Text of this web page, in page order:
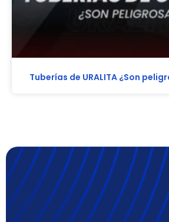
Tuberías de URALITA ¿Son